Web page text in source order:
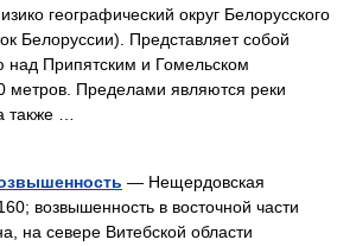
географический округ Белорусского
Белоруссии). Представляет собой
над Припятским и Гомельском
метров. Пределами являются реки
также …
— Нещердовская
возвышенность в восточной части
на севере Витебской области